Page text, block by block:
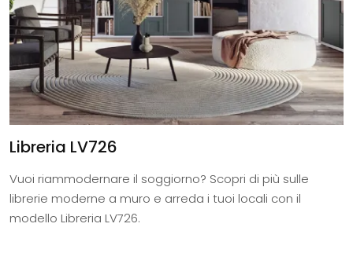
Libreria LV726
Vuoi riammodernare il soggiorno? Scopri di più sulle
librerie moderne a muro e arreda i tuoi locali con il
modello Libreria LV726.